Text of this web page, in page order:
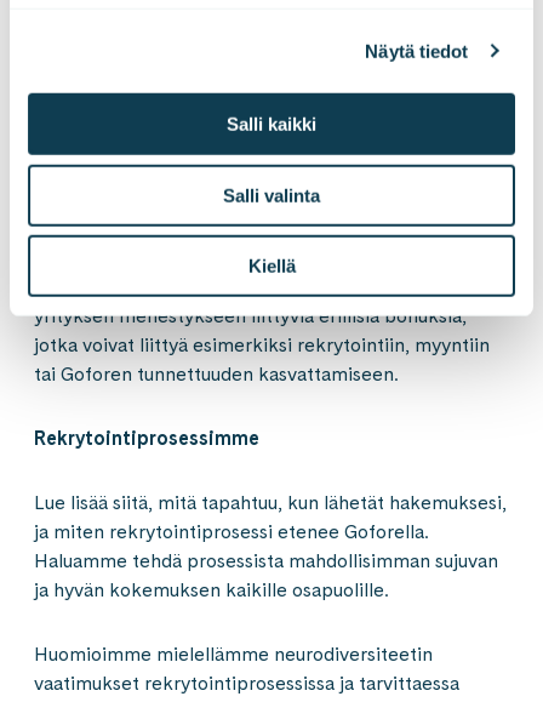
Näytä tiedot
Salli kaikki
Salli valinta
Kiellä
kaikessa tekemisessä. Oman esihenkilön kanssa
oman osaamisen kehittäminen.
Kokonaispalkkasi asettuu 4500–5500€/kk välille
riippuen kokemuksestasi. Määrittelemme sopivan
palkkatason keskustelujen edetessä, kun tiedämme
yrityksen menestykseen liittyviä erillisiä bonuksia,
jotka voivat liittyä esimerkiksi rekrytointiin, myyntiin
tai Goforen tunnettuuden kasvattamiseen.
Rekrytointiprosessimme
Lue lisää siitä, mitä tapahtuu, kun lähetät hakemuksesi,
ja miten rekrytointiprosessi etenee Goforella.
Haluamme tehdä prosessista mahdollisimman sujuvan
ja hyvän kokemuksen kaikille osapuolille.
Huomioimme mielellämme neurodiversiteetin
vaatimukset rekrytointiprosessissa ja tarvittaessa